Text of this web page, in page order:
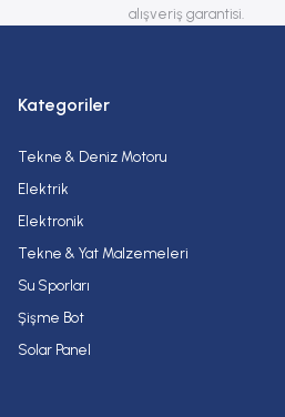
Bu ürüne benzer farklı alternatifler olmalı.
alışveriş garantisi.
Kategoriler
Tekne & Deniz Motoru
Elektrik
Elektronik
Tekne & Yat Malzemeleri
Su Sporları
Şişme Bot
Solar Panel